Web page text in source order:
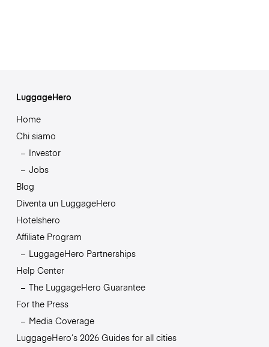
LuggageHero
Home
Chi siamo
Investor
Jobs
Blog
Diventa un LuggageHero
Hotelshero
Affiliate Program
LuggageHero Partnerships
Help Center
The LuggageHero Guarantee
For the Press
Media Coverage
LuggageHero’s 2026 Guides for all cities